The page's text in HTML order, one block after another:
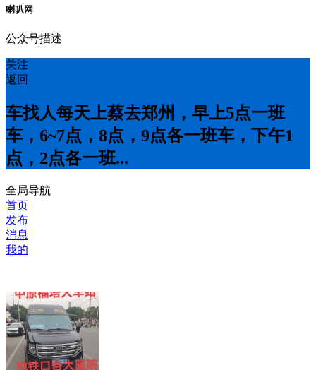
喇叭网
公众号描述
关注
返回
车找人每天上蔡去郑州，早上5点一班
车，6~7点，8点，9点各一班车，下午1
点，2点各一班...
全局导航
首页
发布
消息
我的